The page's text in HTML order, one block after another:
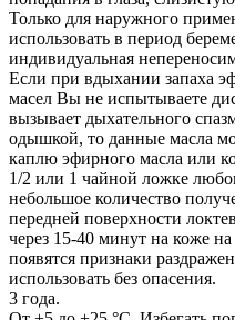
Только для наружного
использовать в период
индивидуальная
Если при вдыхании запаха
масел Вы не испытываете
вызывает дыхательного
одышкой, то данные масла
каплю эфирного масла или
1/2 или 1 чайной ложке
небольшое количество
передней поверхности
через 15-40 минут на коже
появятся признаки
использовать без опасения.
3 года.